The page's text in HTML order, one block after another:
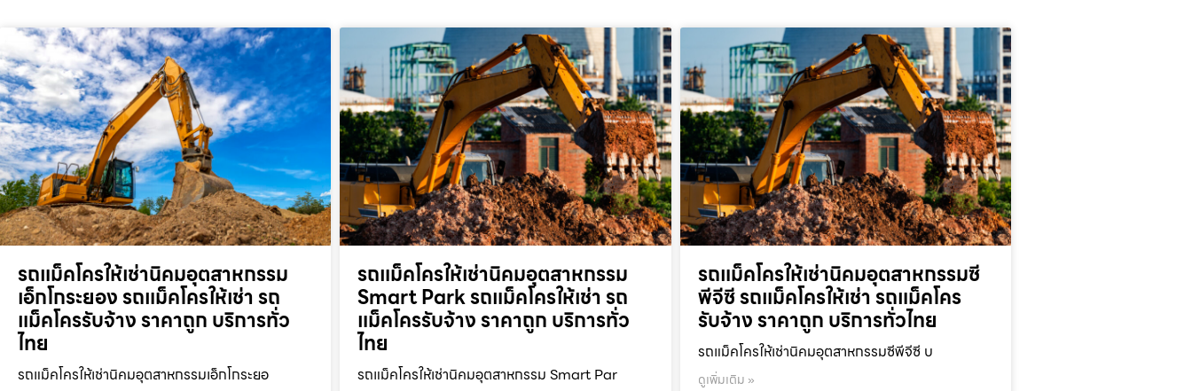
รถแม็คโครให้เช่านิคมอุตสาหกรรม
เอ็กโกระยอง รถแม็คโครให้เช่า รถ
แม็คโครรับจ้าง ราคาถูก บริการทั่ว
ไทย
รถแม็คโครให้เช่านิคมอุตสาหกรรมเอ็กโกระยอ
รถแม็คโครให้เช่านิคมอุตสาหกรรม
Smart Park รถแม็คโครให้เช่า รถ
แม็คโครรับจ้าง ราคาถูก บริการทั่ว
ไทย
รถแม็คโครให้เช่านิคมอุตสาหกรรม Smart Par
รถแม็คโครให้เช่านิคมอุตสาหกรรมซี
พีจีซี รถแม็คโครให้เช่า รถแม็คโคร
รับจ้าง ราคาถูก บริการทั่วไทย
รถแม็คโครให้เช่านิคมอุตสาหกรรมซีพีจีซี บ
ดูเพิ่มเติม »